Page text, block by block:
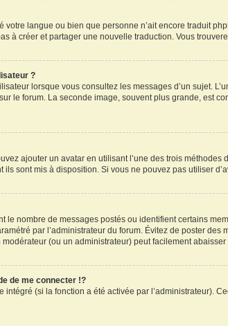
votre langue ou bien que personne n’ait encore traduit
à créer et partager une nouvelle traduction. Vous
?
lorsque vous consultez les messages d’un sujet.
le forum. La seconde image, souvent plus grande, est
ajouter un avatar en utilisant l’une des trois méthodes
sont mis à disposition. Si vous ne pouvez pas utiliser
le nombre de messages postés ou identifient certains
par l’administrateur du forum. Évitez de poster
(ou un administrateur) peut facilement
de me connecter !?
(si la fonction a été activée par l’administrateur).